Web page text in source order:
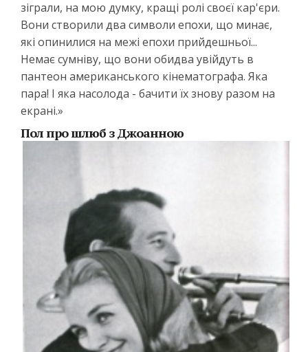
зіграли, на мою думку, кращі ролі своєї кар'єри.
Вони створили два символи епохи, що минає,
які опинилися на межі епохи прийдешньої...
Немає сумніву, що вони обидва увійдуть в
пантеон американського кінематографа. Яка
пара! І яка насолода - бачити їх знову разом на
екрані.»
Пол про шлюб з Джоанною